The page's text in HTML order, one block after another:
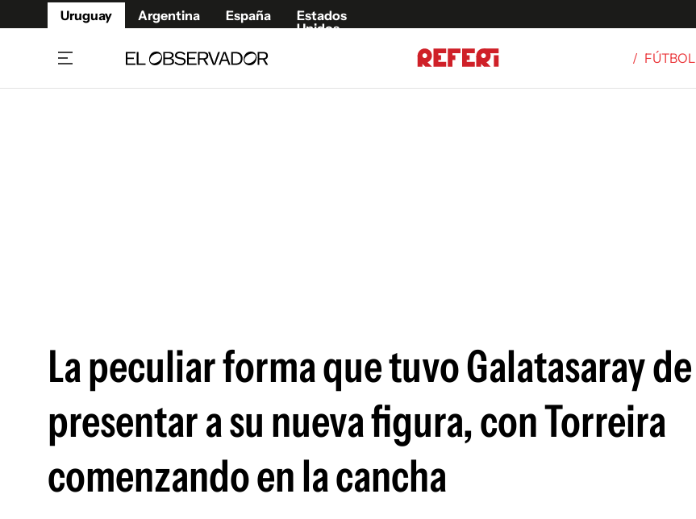
Uruguay Argentina España
Estados
Unidos
/ FÚTBOL
La peculiar forma que tuvo Galatasaray de
presentar a su nueva figura, con Torreira
comenzando en la cancha